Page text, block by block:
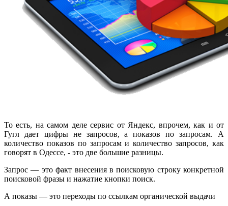
То есть, на самом деле сервис от Яндекс, впрочем, как и от
Гугл дает цифры не запросов, а показов по запросам. А
количество показов по запросам и количество запросов, как
говорят в Одессе, - это две большие разницы.
Запрос — это факт внесения в поисковую строку конкретной
поисковой фразы и нажатие кнопки поиск.
А показы — это переходы по ссылкам органической выдачи